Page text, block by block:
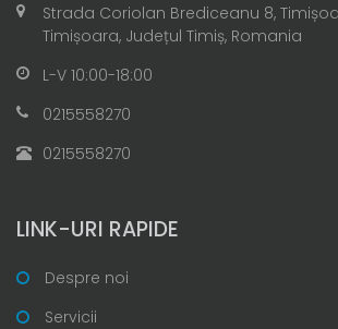
Strada Coriolan Brediceanu 8,
Timișoara, Județul Timiș, Romania
L-V 10:00-18:00
0215558270
0215558270
LINK-URI RAPIDE
Despre noi
Servicii